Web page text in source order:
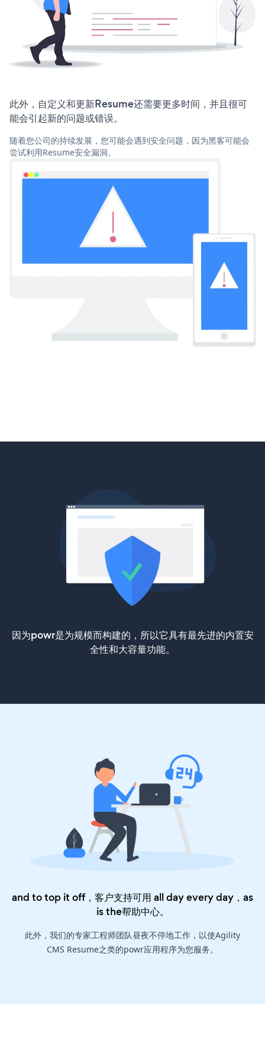
此外，自定义和更新Resume还需要更多时间，并且很可
能会引起新的问题或错误。
随着您公司的持续发展，您可能会遇到安全问题，因为黑客可能会
尝试利用Resume安全漏洞。
因为powr是为规模而构建的，所以它具有最先进的内置安
全性和大容量功能。
and to top it off，客户支持可用 all day every day，as
is the帮助中心。
此外，我们的专家工程师团队昼夜不停地工作，以使Agility
CMS Resume之类的powr应用程序为您服务。